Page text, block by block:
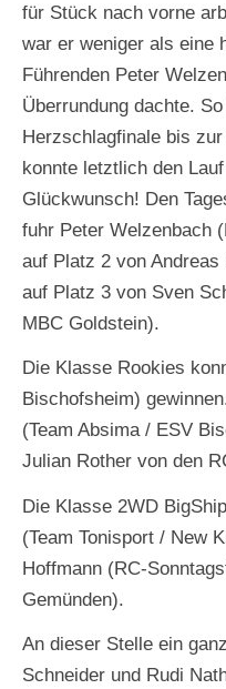
für Stück nach vorne
war er weniger als eine
Führenden Peter
Überrundung dachte.
Herzschlagfinale bis
konnte letztlich den
Glückwunsch! Den
fuhr Peter Welzenbach
auf Platz 2 von
auf Platz 3 von Sven
MBC Goldstein).
Die Klasse Rookies
Bischofsheim)
(Team Absima / ESV
Julian Rother von den
Die Klasse 2WD
(Team Tonisport / New
Hoffmann (RC-
Gemünden).
An dieser Stelle ein
Schneider und Rudi